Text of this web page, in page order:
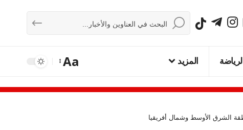
المزيد Aa
الشرق الأوسط وشمال أفريقيا